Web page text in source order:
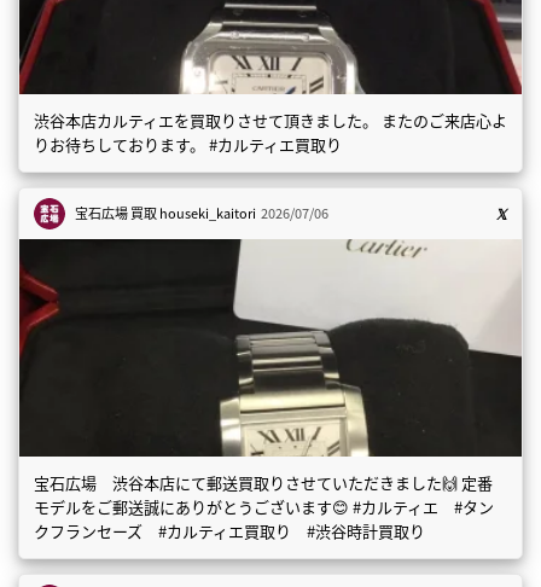
渋谷本店カルティエを買取りさせて頂きました。 またのご来店心よ
りお待ちしております。 #カルティエ買取り
宝石広場 買取houseki_kaitori 2026/07/06
宝石広場 渋谷本店にて郵送買取りさせていただきました🙌 定番
モデルをご郵送誠にありがとうございます😊 #カルティエ #タン
クフランセーズ #カルティエ買取り #渋谷時計買取り